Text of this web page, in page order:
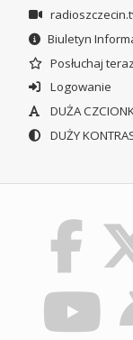
Biuletyn
Posłuchaj teraz
Logowanie
DUŻA
DUŻY